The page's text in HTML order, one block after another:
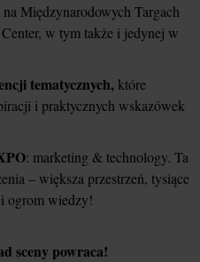
na Międzynarodowych Targach
w tym także i jedynej w
tematycznych, które
i praktycznych wskazówek
: marketing & technology. Ta
– większa przestrzeń, tysiące
ogrom wiedzy!
sceny powraca!